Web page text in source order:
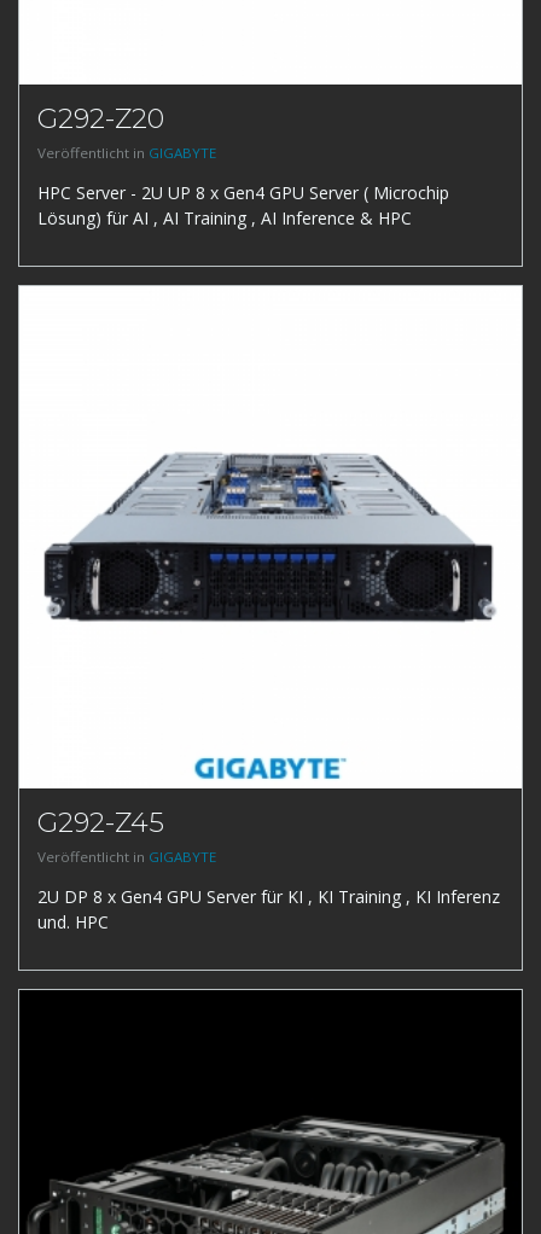
G292-Z20
Veröffentlicht in GIGABYTE
HPC Server - 2U UP 8 x Gen4 GPU Server ( Microchip
Lösung) für AI , AI Training , AI Inference & HPC
G292-Z45
Veröffentlicht in GIGABYTE
2U DP 8 x Gen4 GPU Server für KI , KI Training , KI Inferenz
und. HPC